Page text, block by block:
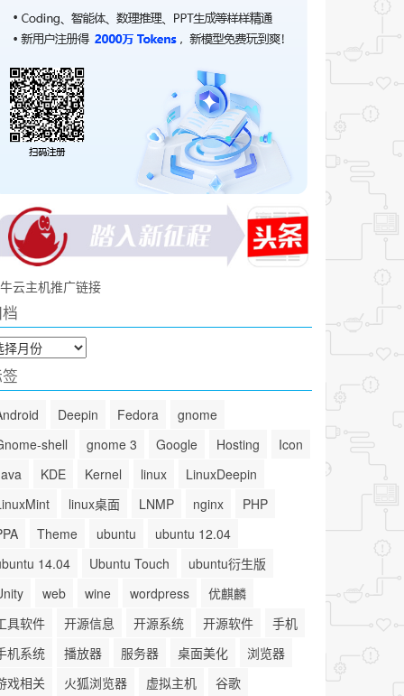
云主机推广链接
Deepin Fedora
gnome
shell
gnome 3 Google Hosting
Icon
KDE Kernel linux
LinuxDeepin
linux桌面 LNMP nginx
PHP
Theme ubuntu
ubuntu 12.04
14.04
Ubuntu Touch
ubuntu衍生版
web wine wordpress
优麒麟
具软件
开源信息 开源系统 开源软件
手机
机系统
播放器 服务器 桌面美化
浏览器
戏相关
火狐浏览器 虚拟主机 谷歌